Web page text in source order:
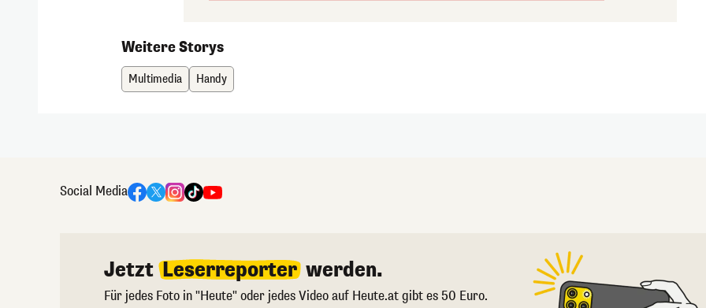
Weitere Storys
Multimedia Handy
Social Media
Jetzt Leserreporter werden.
Für jedes Foto in "Heute" oder jedes Video auf Heute.at gibt es 50 Euro.